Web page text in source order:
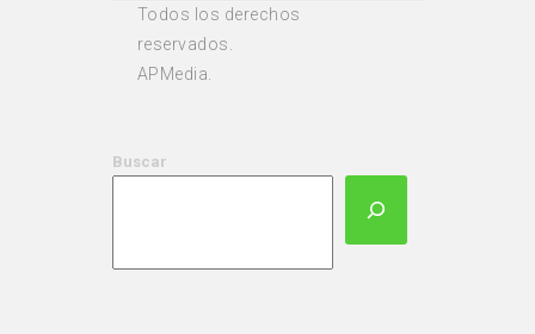
Todos los derechos
reservados.
APMedia.
Buscar